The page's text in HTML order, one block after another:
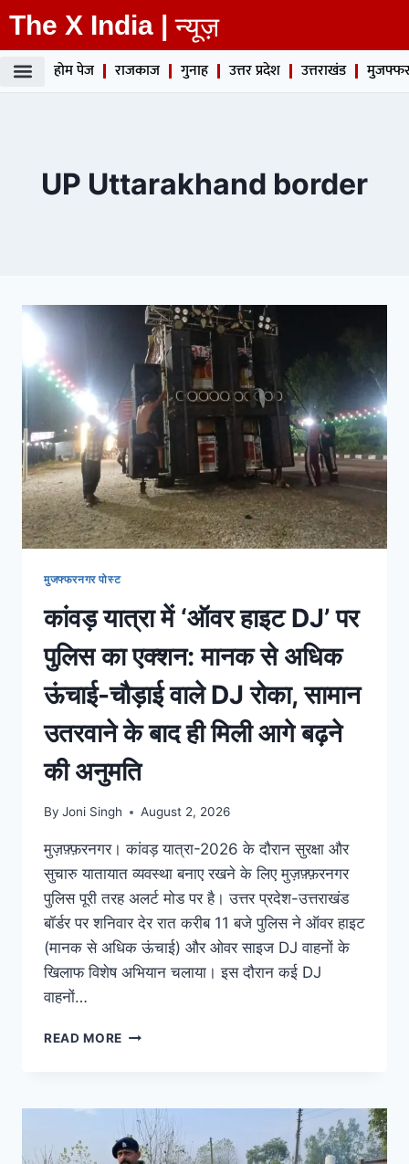
The X India | न्यूज़
होम पेज राजकाज गुनाह उत्तर प्रदेश उत्तराखंड
UP Uttarakhand border
मुजफ्फरनगर पोस्ट
कांवड़ यात्रा में ‘ऑवर हाइट DJ’ पर
पुलिस का एक्शन: मानक से अधिक
ऊंचाई-चौड़ाई वाले DJ रोका, सामान
उतरवाने के बाद ही मिली आगे बढ़ने
की अनुमति
By Joni Singh August 2, 2026
मुज़फ़्फ़रनगर। कांवड़ यात्रा-2026 के दौरान सुरक्षा और
सुचारु यातायात व्यवस्था बनाए रखने के लिए मुज़फ़्फ़रनगर
पुलिस पूरी तरह अलर्ट मोड पर है। उत्तर प्रदेश-उत्तराखंड
बॉर्डर पर शनिवार देर रात करीब 11 बजे पुलिस ने ऑवर हाइट
(मानक से अधिक ऊंचाई) और ओवर साइज DJ वाहनों के
खिलाफ विशेष अभियान चलाया। इस दौरान कई DJ
वाहनों…
READ MORE